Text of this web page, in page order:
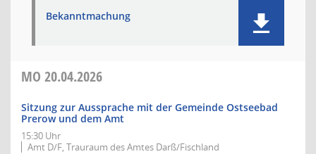
Bekanntmachung
MO 20.04.2026
Sitzung zur Aussprache mit der Gemeinde Ostseebad
Prerow und dem Amt
15:30 Uhr
Amt D/F, Trauraum des Amtes Darß/Fischland